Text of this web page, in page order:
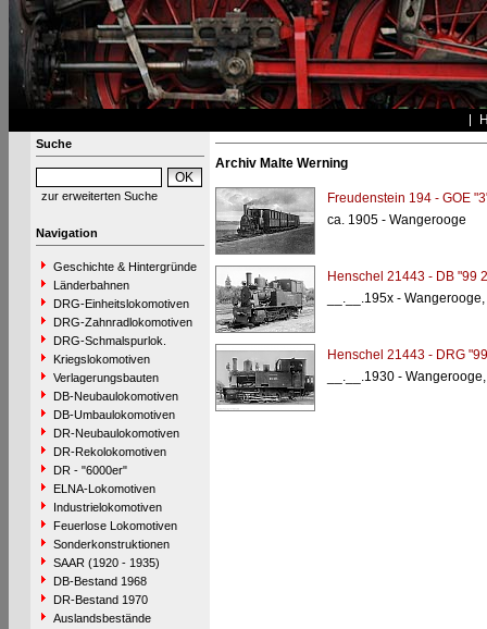
Suche
zur erweiterten Suche
Navigation
Geschichte & Hintergründe
Länderbahnen
DRG-Einheitslokomotiven
DRG-Zahnradlokomotiven
DRG-Schmalspurlok.
Kriegslokomotiven
Verlagerungsbauten
DB-Neubaulokomotiven
DB-Umbaulokomotiven
DR-Neubaulokomotiven
DR-Rekolokomotiven
DR - "6000er"
ELNA-Lokomotiven
Industrielokomotiven
Feuerlose Lokomotiven
Sonderkonstruktionen
SAAR (1920 - 1935)
DB-Bestand 1968
DR-Bestand 1970
Auslandsbestände
Archiv Malte Werning
Freudenstein 194 - GOE
ca. 1905 - Wangerooge
Henschel 21443 - DB "99
__.__.195x -
Henschel 21443 - DRG
__.__.1930 -